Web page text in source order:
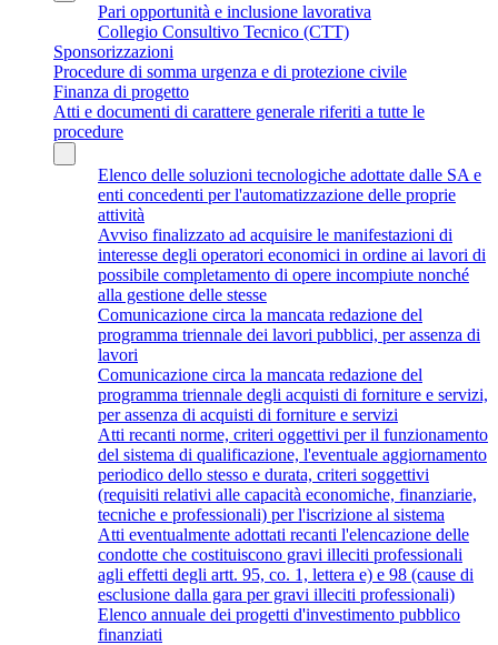
Pari opportunità e inclusione lavorativa
Collegio Consultivo Tecnico (CTT)
Sponsorizzazioni
Procedure di somma urgenza e di protezione civile
Finanza di progetto
Atti e documenti di carattere generale riferiti a tutte le
procedure
Elenco delle soluzioni tecnologiche adottate dalle SA e
enti concedenti per l'automatizzazione delle proprie
attività
Avviso finalizzato ad acquisire le manifestazioni di
interesse degli operatori economici in ordine ai lavori di
possibile completamento di opere incompiute nonché
alla gestione delle stesse
Comunicazione circa la mancata redazione del
programma triennale dei lavori pubblici, per assenza di
lavori
Comunicazione circa la mancata redazione del
programma triennale degli acquisti di forniture e servizi,
per assenza di acquisti di forniture e servizi
Atti recanti norme, criteri oggettivi per il funzionamento
del sistema di qualificazione, l'eventuale aggiornamento
periodico dello stesso e durata, criteri soggettivi
(requisiti relativi alle capacità economiche, finanziarie,
tecniche e professionali) per l'iscrizione al sistema
Atti eventualmente adottati recanti l'elencazione delle
condotte che costituiscono gravi illeciti professionali
agli effetti degli artt. 95, co. 1, lettera e) e 98 (cause di
esclusione dalla gara per gravi illeciti professionali)
Elenco annuale dei progetti d'investimento pubblico
finanziati